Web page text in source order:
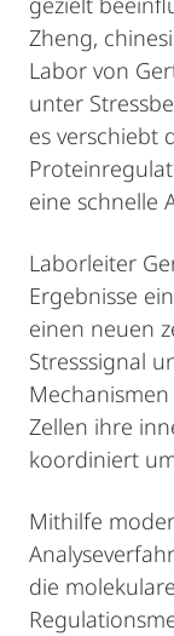
Zheng,
Labor von
unter
es verschiebt
eine schnelle
Laborleiter
Ergebnisse
einen neuen
Stresssignal
Zellen ihre
koordiniert
Mithilfe
die